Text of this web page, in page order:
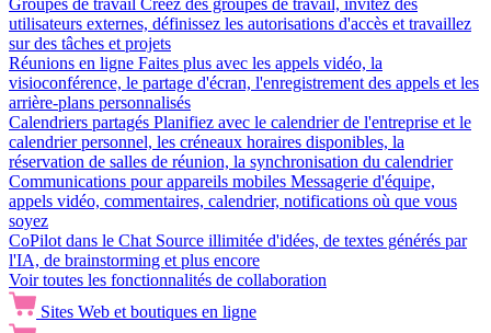
Groupes de travail Créez des groupes de travail, invitez des
utilisateurs externes, définissez les autorisations d'accès et travaillez
sur des tâches et projets
Réunions en ligne Faites plus avec les appels vidéo, la
visioconférence, le partage d'écran, l'enregistrement des appels et les
arrière-plans personnalisés
Calendriers partagés Planifiez avec le calendrier de l'entreprise et le
calendrier personnel, les créneaux horaires disponibles, la
réservation de salles de réunion, la synchronisation du calendrier
Communications pour appareils mobiles Messagerie d'équipe,
appels vidéo, commentaires, calendrier, notifications où que vous
soyez
CoPilot dans le Chat Source illimitée d'idées, de textes générés par
l'IA, de brainstorming et plus encore
Voir toutes les fonctionnalités de collaboration
Sites Web et boutiques en ligne